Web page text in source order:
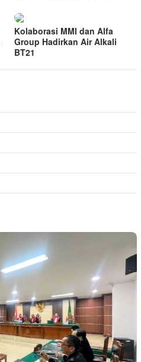
Kolaborasi MMI dan Alfa
Group Hadirkan Air Alkali
BT21